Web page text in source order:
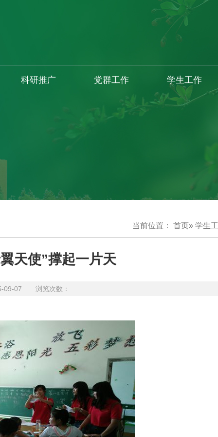
科研推广 党群工作 学生工作
当前位置： 首页» 学生
天使”撑起一片天
09-07 浏览次数：